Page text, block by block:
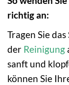
richtig an:
Tragen Sie
der Reinigung
sanft und
können Sie